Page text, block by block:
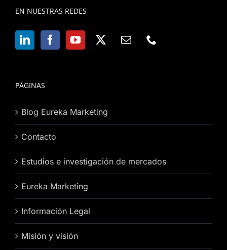
EN NUESTRAS REDES
PÁGINAS
Blog Eureka Marketing
Contacto
Estudios e investigación de mercados
Eureka Marketing
Información Legal
Misión y visión